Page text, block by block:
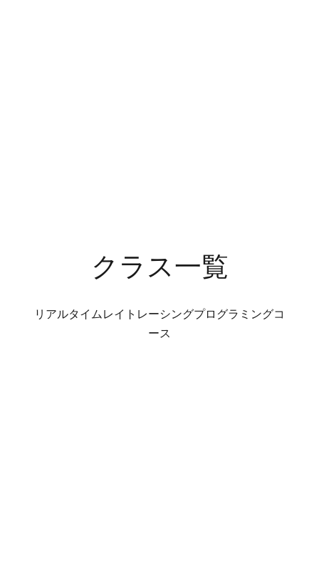
クラス一覧
リアルタイムレイトレーシングプログラミングコ
ース